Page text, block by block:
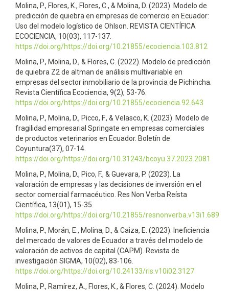
Molina, P., Flores, K., Flores, C., & Molina, D. (2023). Modelo de
predicción de quiebra en empresas de comercio en Ecuador:
Uso del modelo logístico de Ohlson. REVISTA CIENTÍFICA
ECOCIENCIA, 10(03), 117-137.
https://doi.org/https://doi.org/10.21855/ecociencia.103.812
Molina, P., Molina, D., & Flores, C. (2022). Modelo de predicción
de quiebra Z2 de altman de análisis multivariable en
empresas del sector inmobiliario de la provincia de Pichincha.
Revista Científica Ecociencia, 9(2), 53-76.
https://doi.org/https://doi.org/10.21855/ecociencia.92.643
Molina, P., Molina, D., Picco, F., & Velasco, K. (2023). Modelo de
fragilidad empresarial Springate en empresas comerciales
de productos veterinarios en Ecuador. Boletín de
Coyuntura(37), 07-14.
https://doi.org/https://doi.org/10.31243/bcoyu.37.2023.2081
Molina, P., Molina, D., Pico, F., & Guevara, P. (2023). La
valoración de empresas y las decisiones de inversión en el
sector comercial farmacéutico. Res Non Verba Reísta
Científica, 13(01), 15-35.
https://doi.org/https://doi.org/10.21855/resnonverba.v13i1.689
Molina, P., Morán, E., Molina, D., & Caiza, E. (2023). Ineficiencia
del mercado de valores de Ecuador a través del modelo de
valoración de activos de capital (CAPM). Revista de
investigación SIGMA, 10(02), 83-106.
https://doi.org/https://doi.org/10.24133/ris.v10i02.3127
Molina, P., Ramírez, A., Flores, K., & Flores, C. (2024). Modelo